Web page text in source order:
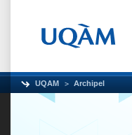
UQAM Archipel